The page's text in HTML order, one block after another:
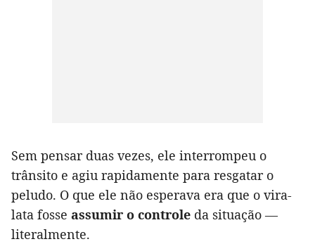
Sem pensar duas vezes, ele interrompeu o
trânsito e agiu rapidamente para resgatar o
peludo. O que ele não esperava era que o vira-
lata fosse assumir o controle da situação —
literalmente.